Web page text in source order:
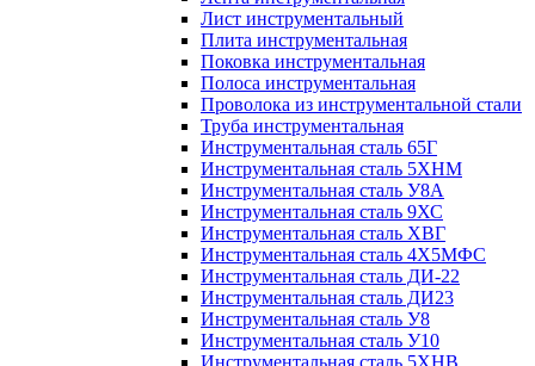
Лист инструментальный
Плита инструментальная
Поковка инструментальная
Полоса инструментальная
Проволока из инструментальной стали
Труба инструментальная
Инструментальная сталь 65Г
Инструментальная сталь 5ХНМ
Инструментальная сталь У8А
Инструментальная сталь 9ХС
Инструментальная сталь ХВГ
Инструментальная сталь 4Х5МФС
Инструментальная сталь ДИ-22
Инструментальная сталь ДИ23
Инструментальная сталь У8
Инструментальная сталь У10
Инструментальная сталь 5ХНВ